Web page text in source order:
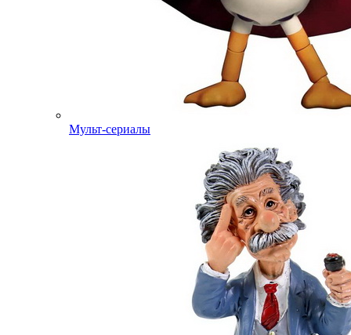
Мульт-сериалы